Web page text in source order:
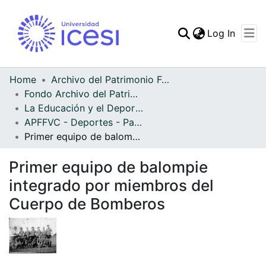
Log In
Home
Archivo del Patrimonio Fotográfico y Fílmico del Valle del Cauca
Fondo Archivo del Patrimonio Fotográfico y Fílmico del Valle del Cauca
La Educación y el Deporte
APFFVC - Deportes - Patrimonial
Primer equipo de balompie integrado por miembros del Cuerpo de Bomberos
Primer equipo de balompie
integrado por miembros del
Cuerpo de Bomberos